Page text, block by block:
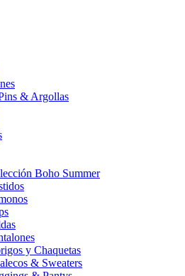
& Argollas
Boho Summer
y Chaquetas
& Sweaters